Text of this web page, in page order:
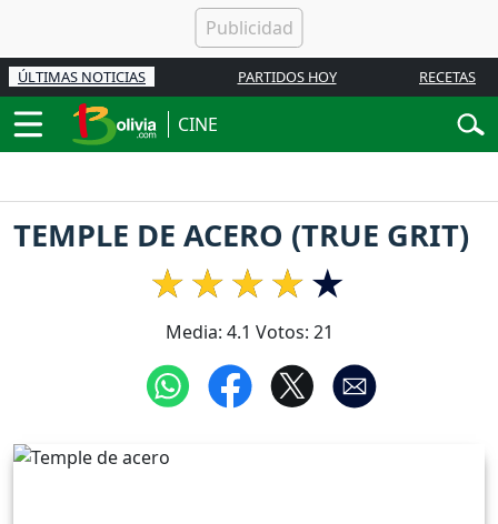
ÚLTIMAS NOTICIAS PARTIDOS HOY RECETAS
CINE
TEMPLE DE ACERO (TRUE GRIT)
Media: 4.1 Votos: 21